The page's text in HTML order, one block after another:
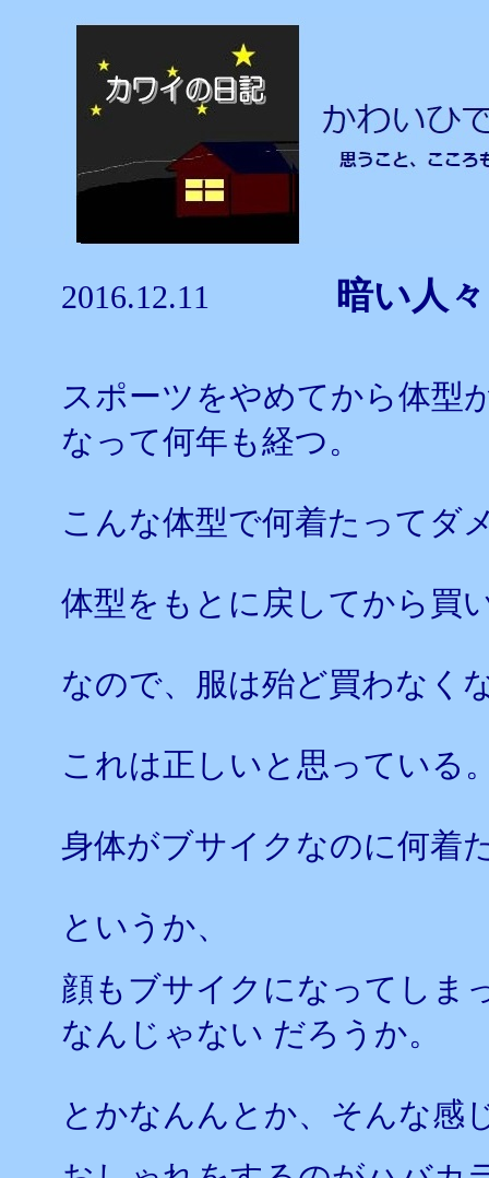
2016.12.11 暗い
スポーツをやめてから体型
なって何年も経つ。
こんな体型で何着たってダ
体型をもとに戻してから買
なので、服は殆ど買わなく
これは正しいと思っている
身体がブサイクなのに何着
というか、
顔もブサイクになってしま
なんじゃない だろうか。
とかなんんとか、そんな感